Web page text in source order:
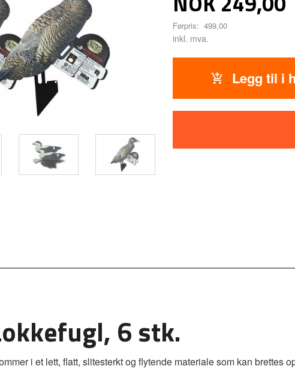
Førpris: 499,00
inkl. mva.
Legg til i
6 stk.
i et lett, flatt, slitesterkt og flytende materiale som kan brettes